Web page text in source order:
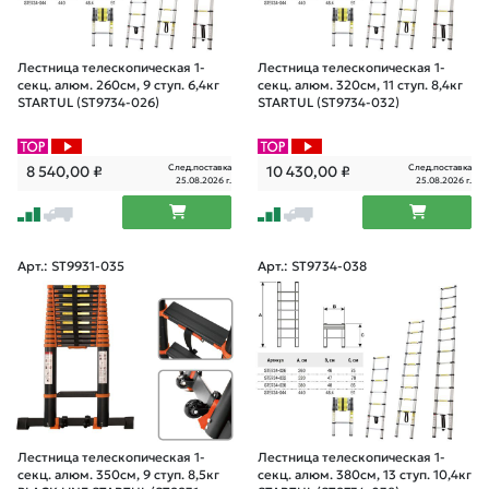
Лестница телескопическая 1-
секц. алюм. 260см, 9 ступ. 6,4кг
STARTUL (ST9734-026)
8 540,00₽
След.поставка
25.08.2026 г.
Лестница телескопическая 1-
секц. алюм. 320см, 11 ступ. 8,4кг
STARTUL (ST9734-032)
10 430,00₽
След.поставка
25.08.2026 г.
Арт.: ST9931-035
Лестница телескопическая 1-
секц. алюм. 350см, 9 ступ. 8,5кг
Арт.: ST9734-038
Лестница телескопическая 1-
секц. алюм. 380см, 13 ступ. 10,4кг